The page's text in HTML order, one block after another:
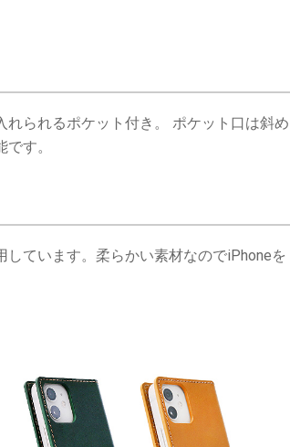
られるポケット付き。 ポケット口は斜め
す。
ています。柔らかい素材なのでiPhoneを